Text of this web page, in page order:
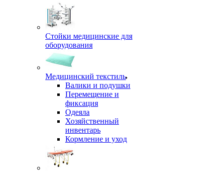
Стойки медицинские для
оборудования
Медицинский текстиль
Валики и подушки
Перемещение и
фиксация
Одеяла
Хозяйственный
инвентарь
Кормление и уход